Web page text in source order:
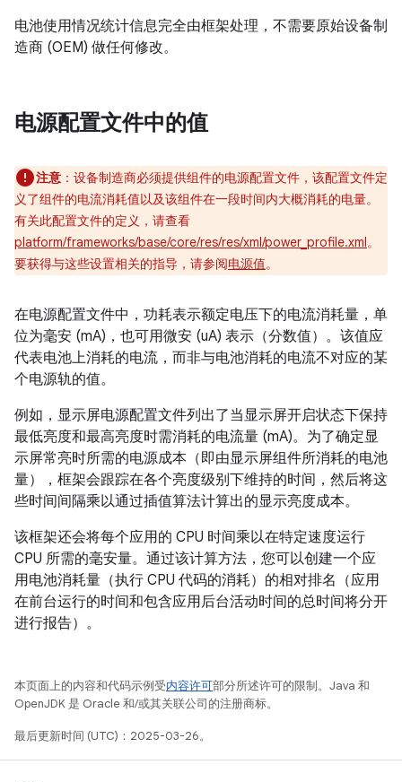
电池使用情况统计信息完全由框架处理，不需要原始设备制
造商 (OEM) 做任何修改。
电源配置文件中的值
注意 ：设备制造商必须提供组件的电源配置文件，该配置文件定
义了组件的电流消耗值以及该组件在一段时间内大概消耗的电量。
有关此配置文件的定义，请查看
platform/frameworks/base/core/res/res/xml/power_profile.xml。
要获得与这些设置相关的指导，请参阅电源值。
在电源配置文件中，功耗表示额定电压下的电流消耗量，单
位为毫安 (mA)，也可用微安 (uA) 表示（分数值）。该值应
代表电池上消耗的电流，而非与电池消耗的电流不对应的某
个电源轨的值。
例如，显示屏电源配置文件列出了当显示屏开启状态下保持
最低亮度和最高亮度时需消耗的电流量 (mA)。为了确定显
示屏常亮时所需的电源成本（即由显示屏组件所消耗的电池
量），框架会跟踪在各个亮度级别下维持的时间，然后将这
些时间间隔乘以通过插值算法计算出的显示亮度成本。
该框架还会将每个应用的 CPU 时间乘以在特定速度运行
CPU 所需的毫安量。通过该计算方法，您可以创建一个应
用电池消耗量（执行 CPU 代码的消耗）的相对排名（应用
在前台运行的时间和包含应用后台活动时间的总时间将分开
进行报告）。
本页面上的内容和代码示例受内容许可部分所述许可的限制。Java 和
OpenJDK 是 Oracle 和/或其关联公司的注册商标。
最后更新时间 (UTC)：2025-03-26。